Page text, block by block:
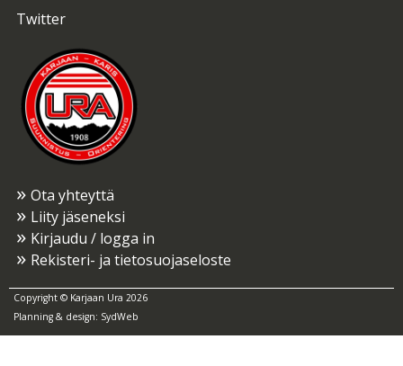
Twitter
Ota yhteyttä
Liity jäseneksi
Kirjaudu / logga in
Rekisteri- ja tietosuojaseloste
Copyright © Karjaan Ura 2026
Planning & design: SydWeb